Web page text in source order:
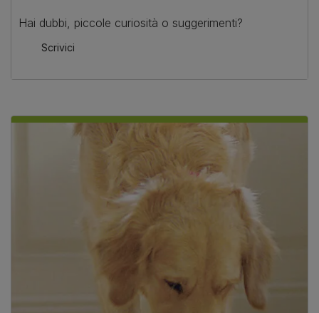
Hai dubbi, piccole curiosità o suggerimenti?
Scrivici